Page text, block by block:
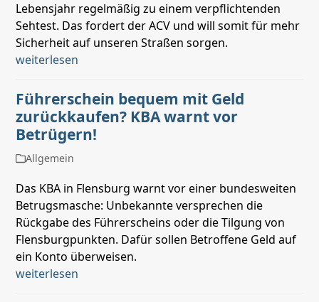
Lebensjahr regelmäßig zu einem verpflichtenden
Sehtest. Das fordert der ACV und will somit für mehr
Sicherheit auf unseren Straßen sorgen.
weiterlesen
Führerschein bequem mit Geld
zurückkaufen? KBA warnt vor
Betrügern!
Allgemein
Das KBA in Flensburg warnt vor einer bundesweiten
Betrugsmasche: Unbekannte versprechen die
Rückgabe des Führerscheins oder die Tilgung von
Flensburgpunkten. Dafür sollen Betroffene Geld auf
ein Konto überweisen.
weiterlesen